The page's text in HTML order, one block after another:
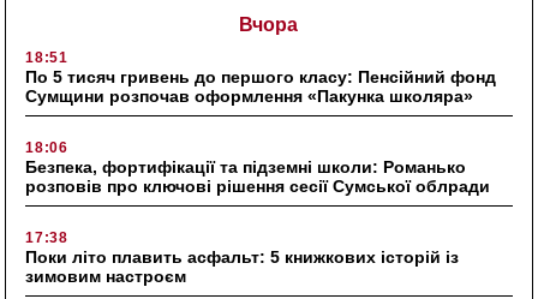
Вчора
18:51
По 5 тисяч гривень до першого класу: Пенсійний фонд
Сумщини розпочав оформлення «Пакунка школяра»
18:06
Безпека, фортифікації та підземні школи: Романько
розповів про ключові рішення сесії Сумської облради
17:38
Поки літо плавить асфальт: 5 книжкових історій із
зимовим настроєм